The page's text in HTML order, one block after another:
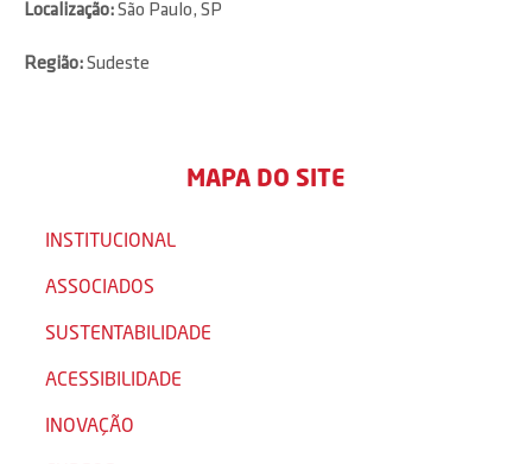
Localização:São Paulo, SP
Região:Sudeste
MAPA DO SITE
INSTITUCIONAL
ASSOCIADOS
SUSTENTABILIDADE
ACESSIBILIDADE
INOVAÇÃO